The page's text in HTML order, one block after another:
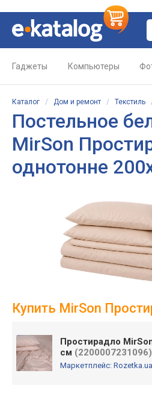
Гаджеты Компьютеры
Каталог / Дом и ремонт / Текстиль
Постельное
MirSon
однотонне
Купить MirSon
Простирадло
см (2200007231096)
Маркетплейс: Rozetka.ua